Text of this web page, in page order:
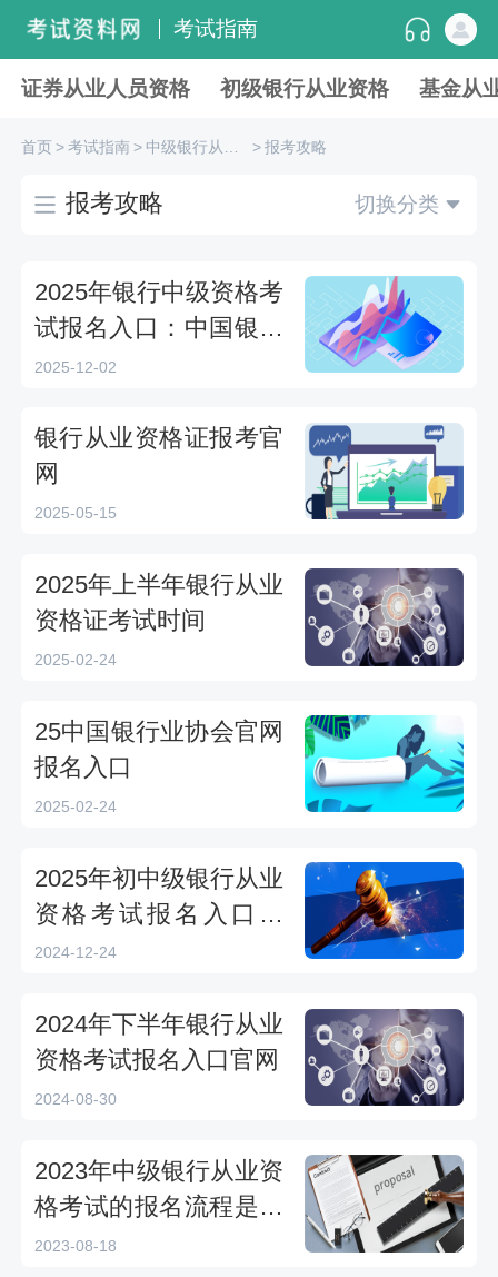
考试指南
证券从业人员资格 初级银行从业资格 基金从
首页>考试指南> > 报考攻略
报考攻略 切换分类
2025年银行中级资格考
试报名入口：中国银行
协会
2025-12-02
银行从业资格证报考官
网
2025-05-15
2025年上半年银行从业
资格证考试时间
2025-02-24
25中国银行业协会官网
报名入口
2025-02-24
2025年初中级银行从业
资格考试报名入口在
哪？
2024-12-24
2024年下半年银行从业
资格考试报名入口官网
2024-08-30
2023年中级银行从业资
格考试的报名流程是怎
样的？
2023-08-18